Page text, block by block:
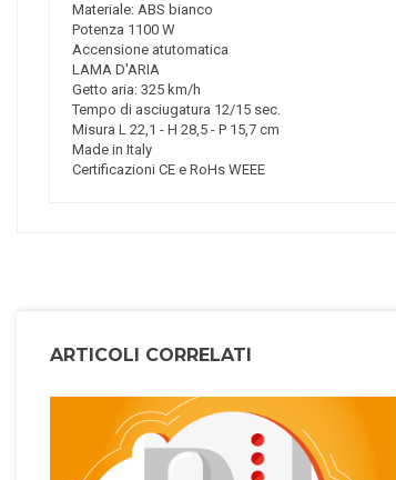
Materiale: ABS bianco
Potenza 1100 W
Accensione atutomatica
LAMA D'ARIA
Getto aria: 325 km/h
Tempo di asciugatura 12/15 sec.
Misura L 22,1 - H 28,5 - P 15,7 cm
Made in Italy
Certificazioni CE e RoHs WEEE
ARTICOLI CORRELATI